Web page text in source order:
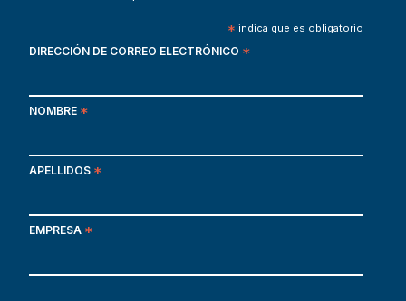
* indica que es obligatorio
DIRECCIÓN DE CORREO ELECTRÓNICO *
NOMBRE *
APELLIDOS *
EMPRESA *